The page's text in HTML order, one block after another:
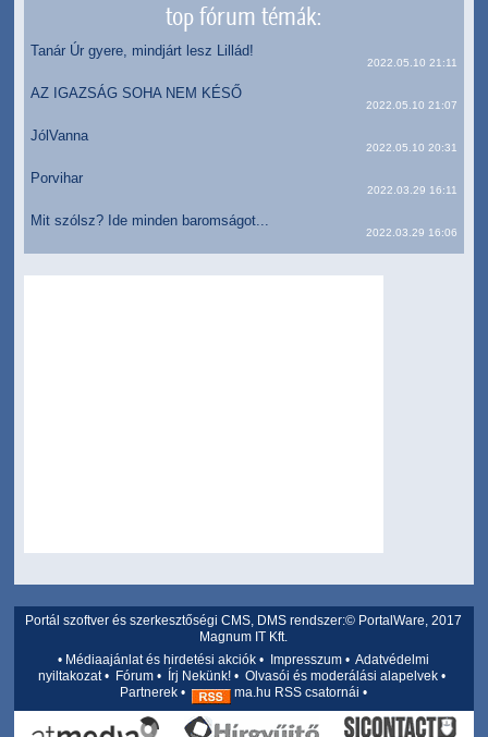
top fórum témák:
Tanár Úr gyere, mindjárt lesz Lillád!
2022.05.10 21:11
AZ IGAZSÁG SOHA NEM KÉSŐ
2022.05.10 21:07
JólVanna
2022.05.10 20:31
Porvihar
2022.03.29 16:11
Mit szólsz? Ide minden baromságot...
2022.03.29 16:06
Portál szoftver és szerkesztőségi CMS, DMS rendszer:© PortalWare, 2017
Magnum IT Kft.
• Médiaajánlat és hirdetési akciók • Impresszum •Adatvédelmi
nyiltakozat• Fórum • Írj Nekünk! •Olvasói és moderálási alapelvek •
Partnerek • ma.hu RSS csatornái •